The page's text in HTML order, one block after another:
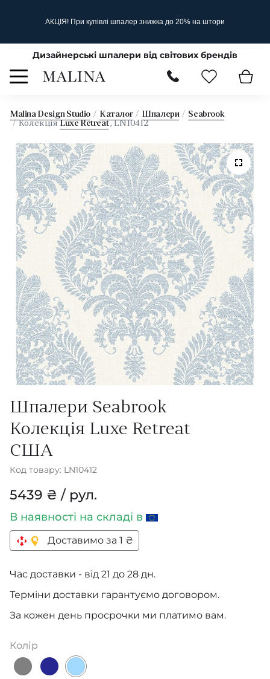
АКЦІЯ! При купівлі шпалер знижка до 20% на штори
Дизайнерські шпалери від світових брендів
Malina Design Studio Каталог Шпалери
Seabrook
Колекція Luxe Retreat, LN10412
Шпалери Seabrook
Колекція Luxe Retreat
США
Код товару: LN10412
5439 ₴ / рул.
В наявності на складі в
Доставимо за 1 ₴
Час доставки - від 21 до 28 дн.
Терміни доставки гарантуємо договором.
За кожен день просрочки ми платимо вам.
Колір